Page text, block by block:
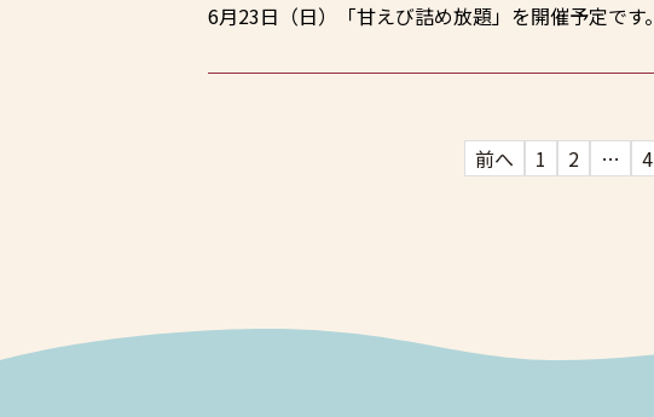
6月23日（日）「甘えび詰め放題」を開催予定です。
前へ 1 2 … 4